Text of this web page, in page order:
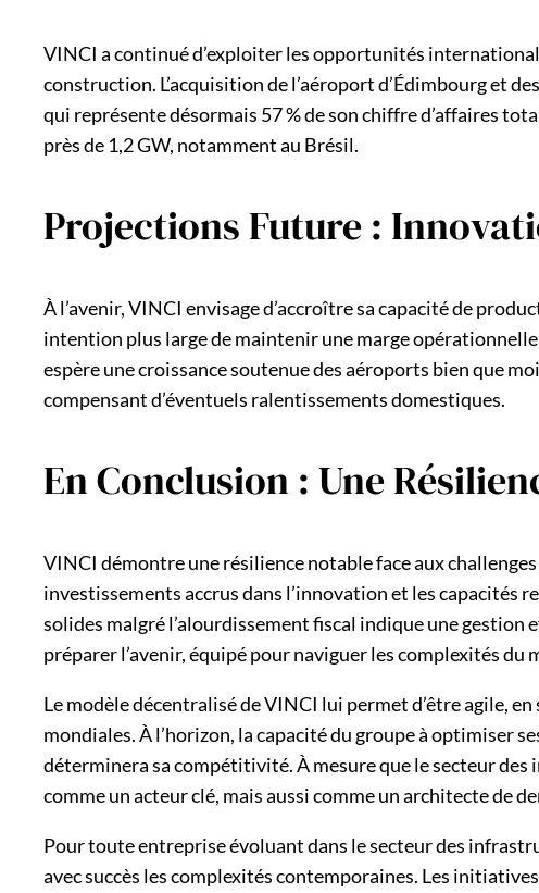
VINCI a continué d’exploiter les opportunités
construction. L’acquisition de l’aéroport d’Édimbourg et
qui représente désormais 57 % de son chiffre d’affaires
près de 1,2 GW, notamment au Brésil.
Projections Future :
À l’avenir, VINCI envisage d’accroître sa capacité de
intention plus large de maintenir une marge
espère une croissance soutenue des aéroports bien que
compensant d’éventuels ralentissements domestiques.
En Conclusion : Une
VINCI démontre une résilience notable face aux
investissements accrus dans l’innovation et les capacités
solides malgré l’alourdissement fiscal indique une
préparer l’avenir, équipé pour naviguer les complexités du
Le modèle décentralisé de VINCI lui permet d’être agile,
mondiales. À l’horizon, la capacité du groupe à optimiser
déterminera sa compétitivité. À mesure que le secteur
comme un acteur clé, mais aussi comme un architecte de
Pour toute entreprise évoluant dans le secteur des
avec succès les complexités contemporaines. Les